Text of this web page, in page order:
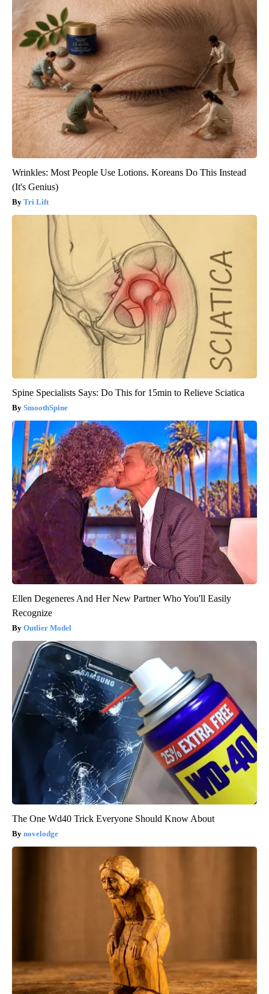
Wrinkles: Most People Use Lotions. Koreans Do This Instead
(It's Genius)
Tri Lift
Spine Specialists Says: Do This for 15min to Relieve Sciatica
SmoothSpine
Ellen Degeneres And Her New Partner Who You'll Easily
Recognize
Outlier Model
The One Wd40 Trick Everyone Should Know About
novelodge